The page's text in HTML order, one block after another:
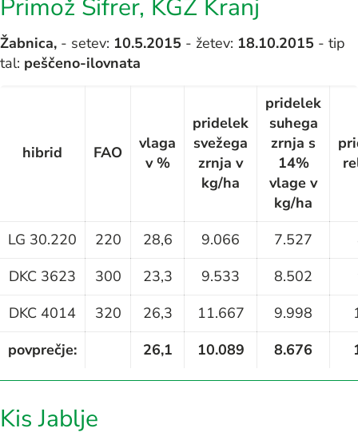
Primož Šifrer, KGZ Kranj
Žabnica, - setev: 10.5.2015 - žetev: 18.10.2015 - tip
tal: peščeno-ilovnata
hibrid FAO
vlaga
v %
pridelek
svežega
zrnja v
kg/ha
pridelek
suhega
zrnja s
14%
vlage v
kg/ha
LG 30.220 220 28,6 9.066 7.527
DKC 3623
300 23,3 9.533 8.502
DKC 4014
320 26,3 11.667 9.998
povprečje:
26,1 10.089 8.676
Kis Jablje